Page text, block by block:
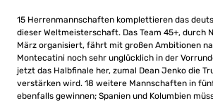
15 Herrenmannschaften komplettieren das
dieser Weltmeisterschaft. Das Team 45+, durch
März organisiert, fährt mit großen Ambitionen
Montecatini noch sehr unglücklich in der
jetzt das Halbfinale her, zumal Dean Jenko die
verstärken wird. 18 weitere Mannschaften in
ebenfalls gewinnen; Spanien und Kolumbien